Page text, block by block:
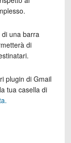
di una barra
di
plugin di Gmail
tua casella di